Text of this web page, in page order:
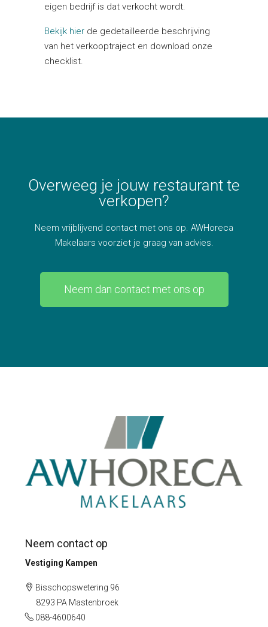
eigen bedrijf is dat verkocht wordt.
Bekijk hier de gedetailleerde beschrijving
van het verkooptraject en download onze
checklist.
Overweeg je jouw restaurant te
verkopen?
Neem vrijblijvend contact met ons op. AWHoreca
Makelaars voorziet je graag van advies.
Neem dan contact met ons op
Neem contact op
Vestiging Kampen
Bisschopswetering 96
8293 PA Mastenbroek
088-4600640